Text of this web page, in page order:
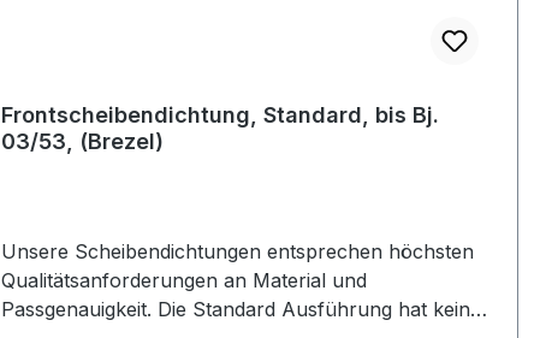
Frontscheibendichtung, Standard, bis Bj.
03/53, (Brezel)
Unsere Scheibendichtungen entsprechen höchsten
Qualitätsanforderungen an Material und
Passgenauigkeit. Die Standard Ausführung hat keine